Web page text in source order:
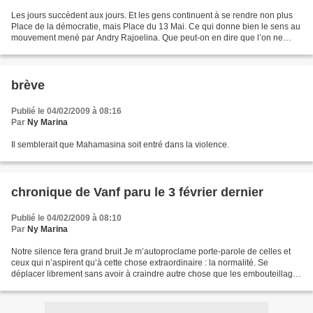
Les jours succèdent aux jours. Et les gens continuent à se rendre non plus
Place de la démocratie, mais Place du 13 Mai. Ce qui donne bien le sens au
mouvement mené par Andry Rajoelina. Que peut-on en dire que l’on ne
brève
Publié le 04/02/2009 à 08:16
Par Ny Marina
Il semblerait que Mahamasina soit entré dans la violence.
chronique de Vanf paru le 3 février dernier
Publié le 04/02/2009 à 08:10
Par Ny Marina
Notre silence fera grand bruit Je m’autoproclame porte-parole de celles et
ceux qui n’aspirent qu’à cette chose extraordinaire : la normalité. Se
déplacer librement sans avoir à craindre autre chose que les embouteillages